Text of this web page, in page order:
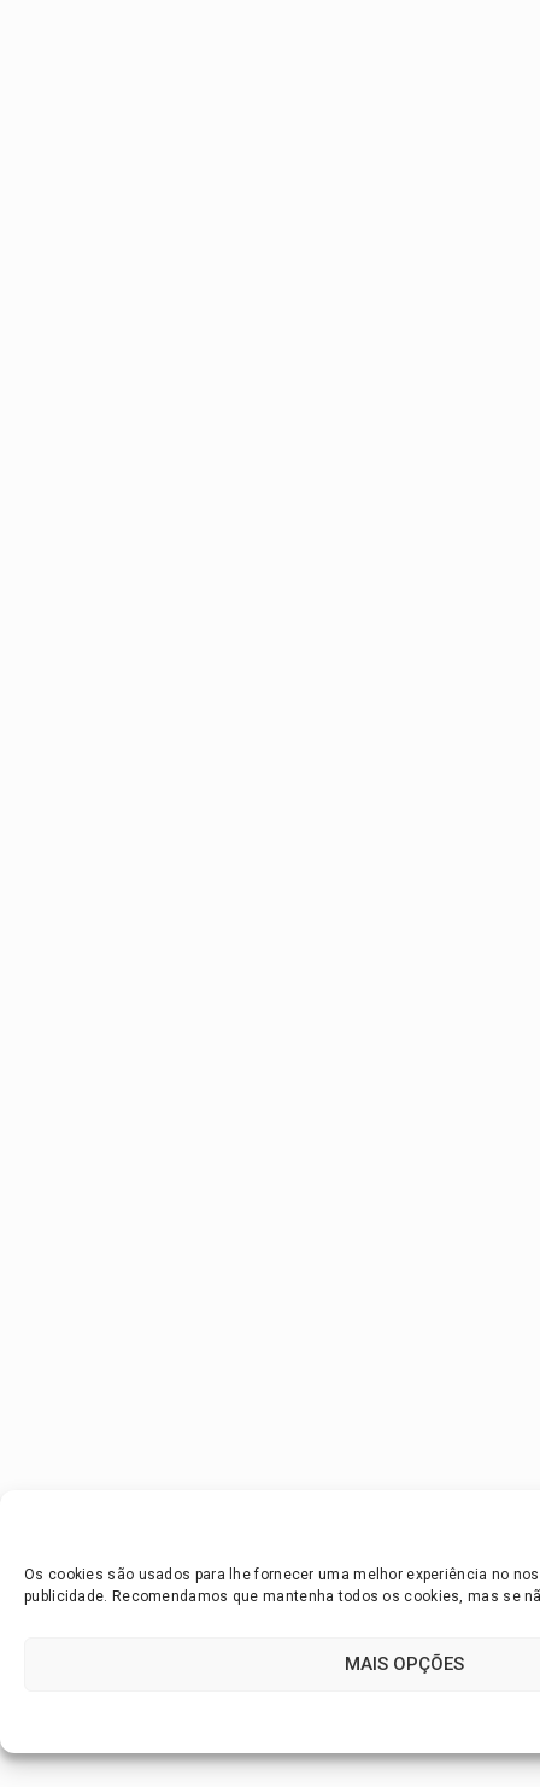
Os cookies são usados para lhe fornecer uma melhor experiência no
publicidade. Recomendamos que mantenha todos os cookies, mas se
MAIS OPÇÕES